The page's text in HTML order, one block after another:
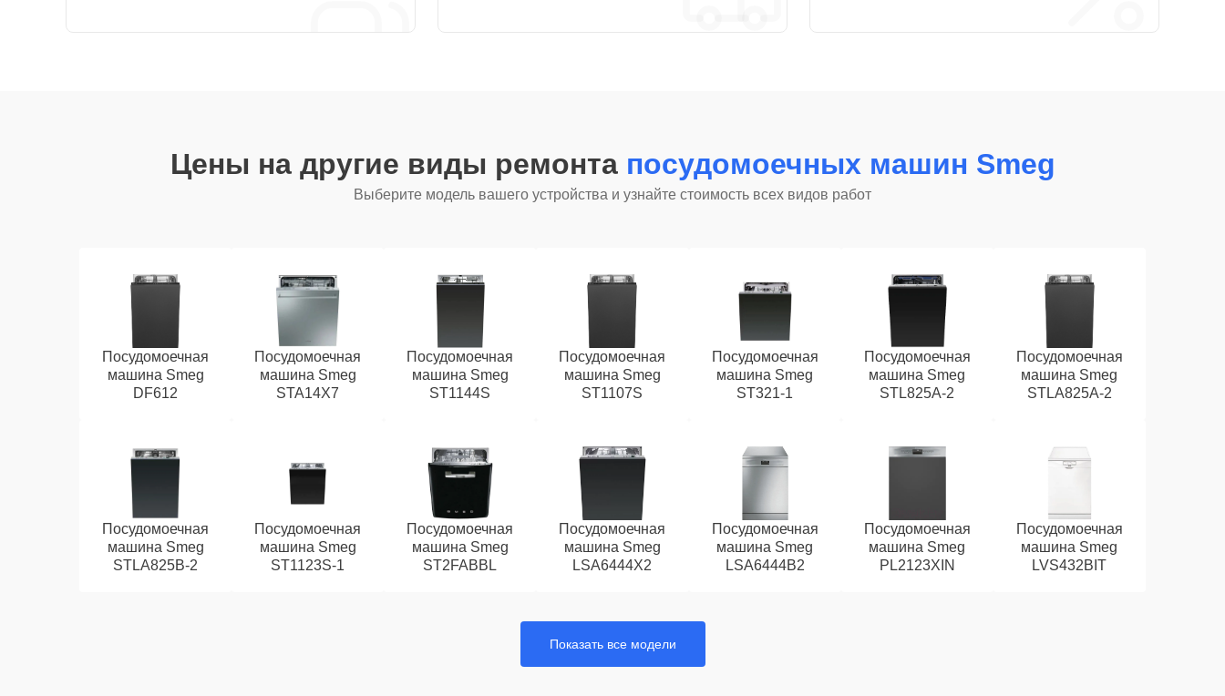
Цены на другие виды ремонта посудомоечных машин Smeg
Выберите модель вашего устройства и узнайте стоимость всех видов работ
Посудомоечная
машина Smeg
DF612
Посудомоечная
машина Smeg
STA14X7
Посудомоечная
машина Smeg
ST1144S
Посудомоечная
машина Smeg
ST1107S
Посудомоечная
машина Smeg
ST321-1
Посудомоечная
машина Smeg
STL825A-2
Посудомоечная
машина Smeg
STLA825A-2
Посудомоечная
машина Smeg
STLA825B-2
Посудомоечная
машина Smeg
ST1123S-1
Посудомоечная
машина Smeg
ST2FABBL
Посудомоечная
машина Smeg
LSA6444X2
Посудомоечная
машина Smeg
LSA6444B2
Посудомоечная
машина Smeg
PL2123XIN
Посудомоечная
машина Smeg
LVS432BIT
Показать все модели